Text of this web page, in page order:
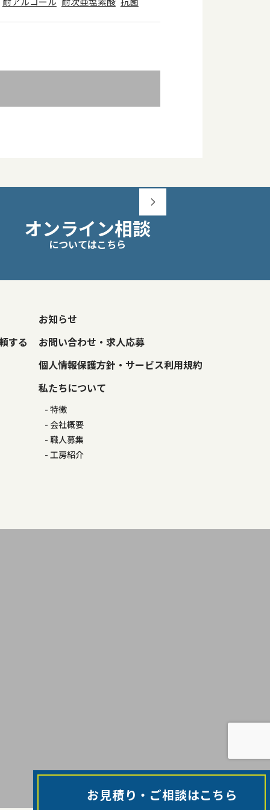
オンライン相談
についてはこちら
する
お知らせ
お問い合わせ・求人応募
個人情報保護方針・サービス利用規約
私たちについて
特徴
会社概要
職人募集
工房紹介
お見積り・ご相談はこちら